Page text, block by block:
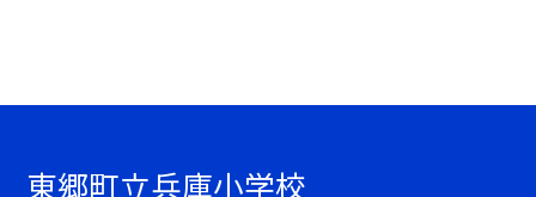
東郷町立兵庫小学校